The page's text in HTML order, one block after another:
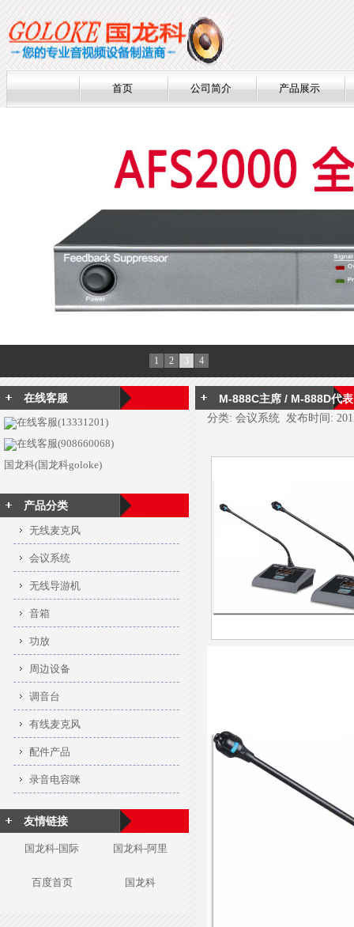
首页 公司简介 产品展示
1 2 3 4
在线客服
在线客服(13331201)
在线客服(908660068)
国龙科(国龙科goloke)
产品分类
无线麦克风
会议系统
无线导游机
音箱
功放
周边设备
调音台
有线麦克风
配件产品
录音电容咪
友情链接
国龙科-国际 国龙科-阿里
百度首页 国龙科
M-888C主席 / M-888D代表
分类: 会议系统 发布时间: